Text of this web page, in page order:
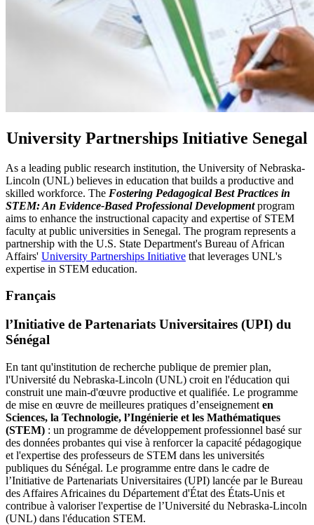
University Partnerships Initiative Senegal
As a leading public research institution, the University of Nebraska-
Lincoln (UNL) believes in education that builds a productive and
skilled workforce. The Fostering Pedagogical Best Practices in
STEM: An Evidence-Based Professional Developmentprogram
aims to enhance the instructional capacity and expertise of STEM
faculty at public universities in Senegal. The program represents a
partnership with the U.S. State Department's Bureau of African
Affairs' University Partnerships Initiative that leverages UNL's
expertise in STEM education.
Français
l’Initiative de Partenariats Universitaires (UPI) du
Sénégal
En tant qu'institution de recherche publique de premier plan,
l'Université du Nebraska-Lincoln (UNL) croit en l'éducation qui
construit une main-d'œuvre productive et qualifiée. Le programme
de mise en œuvre de meilleures pratiques d’enseignement en
Sciences, la Technologie, l’Ingénierie et les Mathématiques
(STEM) : un programme de développement professionnel basé sur
des données probantes qui vise à renforcer la capacité pédagogique
et l'expertise des professeurs de STEM dans les universités
publiques du Sénégal. Le programme entre dans le cadre de
l’Initiative de Partenariats Universitaires (UPI) lancée par le Bureau
des Affaires Africaines du Département d'État des États-Unis et
contribue à valoriser l'expertise de l’Université du Nebraska-Lincoln
(UNL) dans l'éducation STEM.